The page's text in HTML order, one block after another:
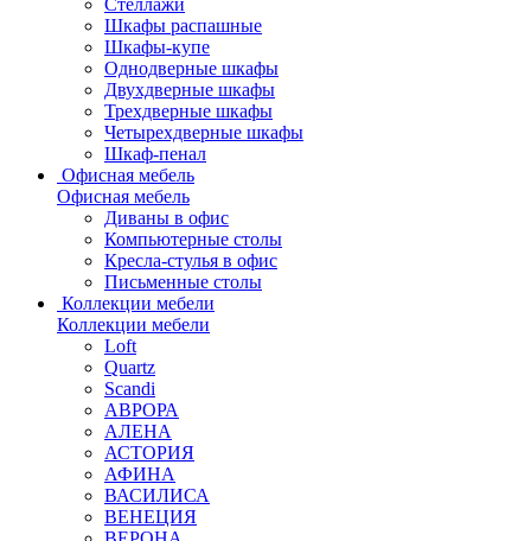
Стеллажи
Шкафы распашные
Шкафы-купе
Однодверные шкафы
Двухдверные шкафы
Трехдверные шкафы
Четырехдверные шкафы
Шкаф-пенал
Офисная мебель
Офисная мебель
Диваны в офис
Компьютерные столы
Кресла-стулья в офис
Письменные столы
Коллекции мебели
Коллекции мебели
Loft
Quartz
Scandi
АВРОРА
АЛЕНА
АСТОРИЯ
АФИНА
ВАСИЛИСА
ВЕНЕЦИЯ